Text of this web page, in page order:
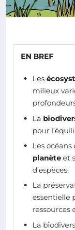
EN BREF
Les
milieux
La
pour
Les
planète et
d’espèces.
La
essentielle
ressources
La